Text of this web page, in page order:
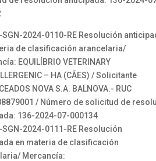
SGN-2024-0110-RE Resolución
de clasificación arancelaria/
EQUILÍBRIO VETERINARY
– HA (CÃES) / Solicitante
NOVA S.A. BALNOVA.- RUC
/ Número de solicitud de
136-2024-07-000134
SGN-2024-0111-RE Resolución
en materia de clasificación
Mercancía: